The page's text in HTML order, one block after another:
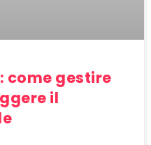
come gestire
il